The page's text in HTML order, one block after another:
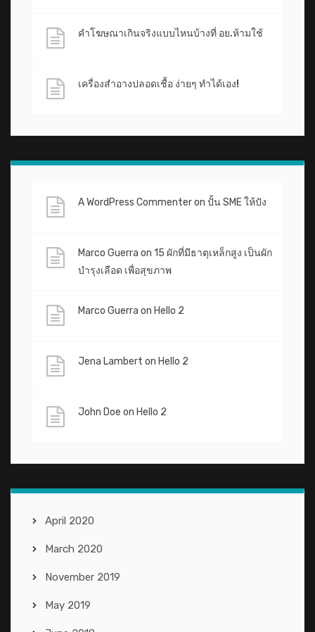
คำโฆษณาเกินจริงแบบไหนบ้างที่ อย.ห้ามใช้
เครื่องสำอางปลอดเชื้อ ง่ายๆ ทำได้เอง!
A WordPress Commenteron ปั้น SME ให้ปัง
Marco Guerra on 15 ผักที่มีธาตุเหล็กสูง เป็นผัก
บำรุงเลือด เพื่อสุขภาพ
Marco Guerra on Hello 2
Jena Lambert on Hello 2
John Doe on Hello 2
April 2020
March 2020
November 2019
May 2019